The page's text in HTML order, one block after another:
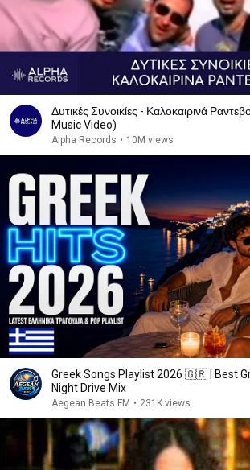
Δυτικές Συνοικίες - Καλοκαιρινά
Music Video)
Alpha Records • 10M views
Greek Songs Playlist 2026 🇬🇷 | Best
Night Drive Mix
Aegean Beats FM • 231K views